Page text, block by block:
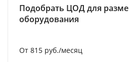
Подобрать ЦОД для
оборудования
От 815 руб./месяц